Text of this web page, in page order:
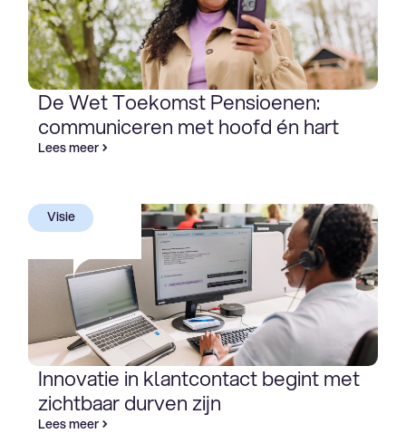
De Wet Toekomst Pensioenen:
communiceren met hoofd én hart
Lees meer
Visie
Innovatie in klantcontact begint met
zichtbaar durven zijn
Lees meer